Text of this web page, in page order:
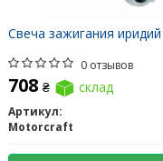
Свеча зажигания иридий
0 отзывов
708 ₴ склад
Артикул:
Motorcraft